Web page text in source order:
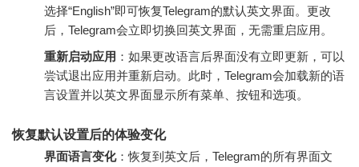
选择“English”即可恢复Telegram的默认英文界面。更改
后，Telegram会立即切换回英文界面，无需重启应用。
重新启动应用 ：如果更改语言后界面没有立即更新，可以
尝试退出应用并重新启动。此时，Telegram会加载新的语
言设置并以英文界面显示所有菜单、按钮和选项。
恢复默认设置后的体验变化
界面语言变化：恢复到英文后，Telegram的所有界面文